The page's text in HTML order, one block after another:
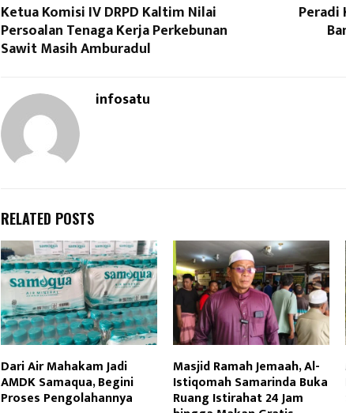
Ketua Komisi IV DRPD Kaltim Nilai
Persoalan Tenaga Kerja Perkebunan
Sawit Masih Amburadul
Peradi
infosatu
RELATED POSTS
Dari Air Mahakam Jadi
AMDK Samaqua, Begini
Proses Pengolahannya
Masjid Ramah Jemaah, Al-
Istiqomah Samarinda Buka
Ruang Istirahat 24 Jam